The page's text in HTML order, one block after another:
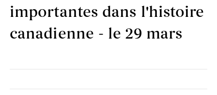
importantes dans l'histoire
canadienne - le 29 mars